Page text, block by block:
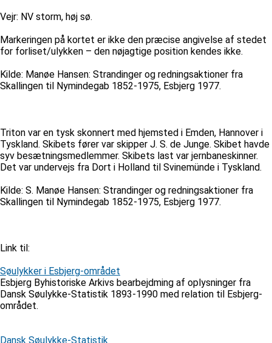
Vejr: NV storm, høj sø.
Markeringen på kortet er ikke den præcise angivelse af stedet
for forliset/ulykken – den nøjagtige position kendes ikke.
Kilde: Manøe Hansen: Strandinger og redningsaktioner fra
Skallingen til Nymindegab 1852-1975, Esbjerg 1977.
Triton var en tysk skonnert med hjemsted i Emden, Hannover i
Tyskland. Skibets fører var skipper J. S. de Junge. Skibet havde
syv besætningsmedlemmer. Skibets last var jernbaneskinner.
Det var undervejs fra Dort i Holland til Svinemünde i Tyskland.
Kilde: S. Manøe Hansen: Strandinger og redningsaktioner fra
Skallingen til Nymindegab 1852-1975, Esbjerg 1977.
Link til:
Søulykker i Esbjerg-området
Esbjerg Byhistoriske Arkivs bearbejdming af oplysninger fra
Dansk Søulykke-Statistik 1893-1990 med relation til Esbjerg-
området.
Dansk Søulykke-Statistik